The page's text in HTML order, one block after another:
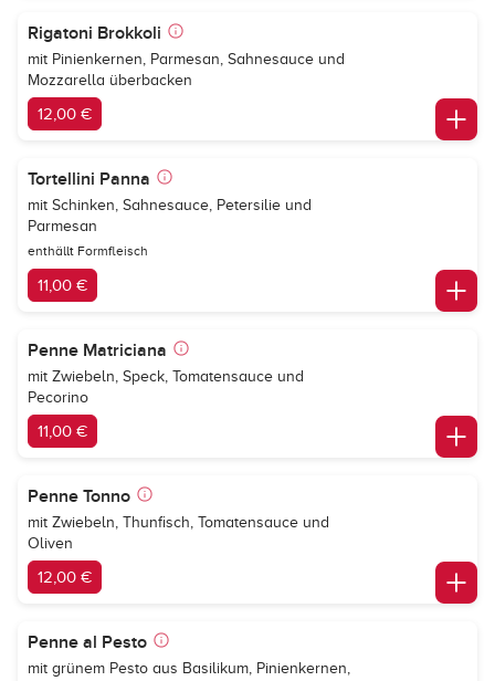
Rigatoni Brokkoli
mit Pinienkernen, Parmesan, Sahnesauce und
Mozzarella überbacken
12,00 €
Tortellini Panna
mit Schinken, Sahnesauce, Petersilie und
Parmesan
enthällt Formfleisch
11,00 €
Penne Matriciana
mit Zwiebeln, Speck, Tomatensauce und
Pecorino
11,00 €
Penne Tonno
mit Zwiebeln, Thunfisch, Tomatensauce und
Oliven
12,00 €
Penne al Pesto
mit grünem Pesto aus Basilikum, Pinienkernen,